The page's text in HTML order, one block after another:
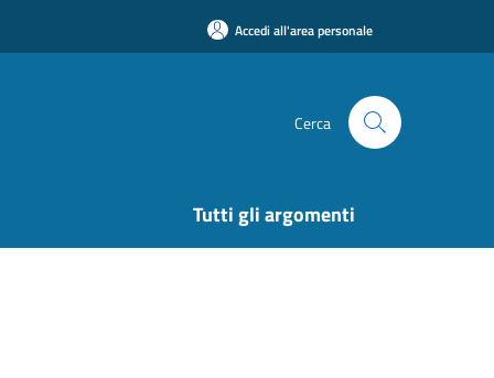
Accedi all'area personale
Cerca
Tutti gli argomenti